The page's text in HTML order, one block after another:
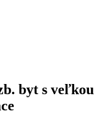
byt s veľkou